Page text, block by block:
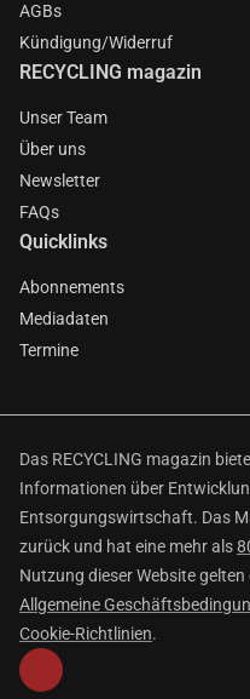
AGBs
Kündigung/Widerruf
RECYCLING magazin
Unser Team
Über uns
Newsletter
FAQs
Quicklinks
Abonnements
Mediadaten
Termine
Das RECYCLING magazin
Informationen über
Entsorgungswirtschaft. Das
zurück und hat eine mehr als
Nutzung dieser Website
Allgemeine
Cookie-Richtlinien.